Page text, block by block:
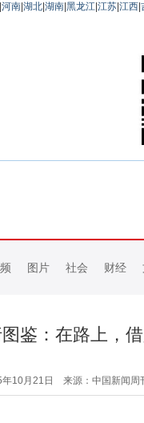
河南 湖北 湖南 黑龙江 江苏 江西
图片 社会 财经
鉴：在路上，
年10月21日 来源：中国新闻周